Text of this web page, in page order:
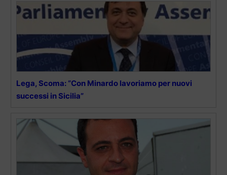
Lega, Scoma: “Con Minardo lavoriamo per nuovi
successi in Sicilia”